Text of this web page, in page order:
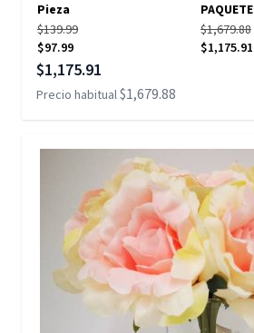
Pieza
PAQUETE
$139.99
$97.99
$1,679.88
$1,175.91
Precio especial
$1,175.91
Precio habitual$1,679.88